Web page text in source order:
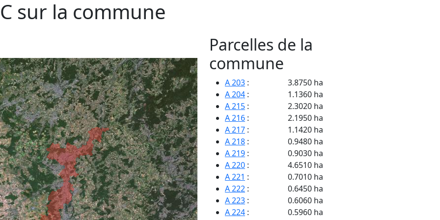
sur la commune
Parcelles de la
commune
A 203 :
3.8750 ha
A 204 :
1.1360 ha
A 215 :
2.3020 ha
A 216 :
2.1950 ha
A 217 :
1.1420 ha
A 218 :
0.9480 ha
A 219 :
0.9030 ha
A 220 :
4.6510 ha
A 221 :
0.7010 ha
A 222 :
0.6450 ha
A 223 :
0.6060 ha
A 224 :
0.5960 ha